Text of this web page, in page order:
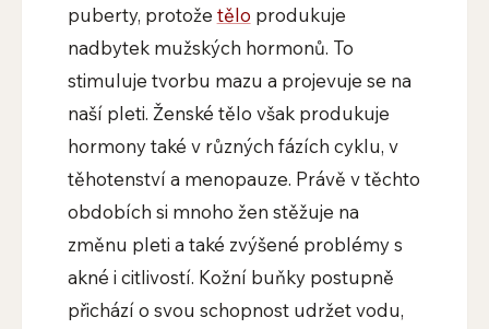
puberty, protože tělo produkuje
nadbytek mužských hormonů. To
stimuluje tvorbu mazu a projevuje se na
naší pleti. Ženské tělo však produkuje
hormony také v různých fázích cyklu, v
těhotenství a menopauze. Právě v těchto
obdobích si mnoho žen stěžuje na
změnu pleti a také zvýšené problémy s
akné i citlivostí. Kožní buňky postupně
přichází o svou schopnost udržet vodu,